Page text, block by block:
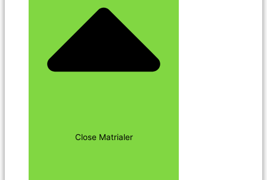
Close Matrialer